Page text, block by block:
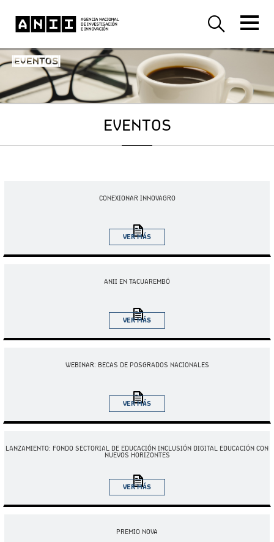
-EVENTOS-
EVENTOS
CONEXIONAR INNOVAGRO
VER MÁS
30.07.2025
ANII EN TACUAREMBÓ
VER MÁS
05.08.2025
WEBINAR: BECAS DE POSGRADOS NACIONALES
VER MÁS
27.08.2025
LANZAMIENTO: FONDO SECTORIAL DE EDUCACIÓN INCLUSIÓN DIGITAL EDUCACIÓN CON
NUEVOS HORIZONTES
VER MÁS
02.10.2025
PREMIO NOVA